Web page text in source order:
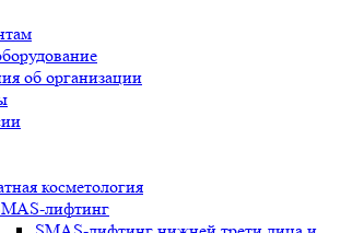
об организации
косметология
лифтинг